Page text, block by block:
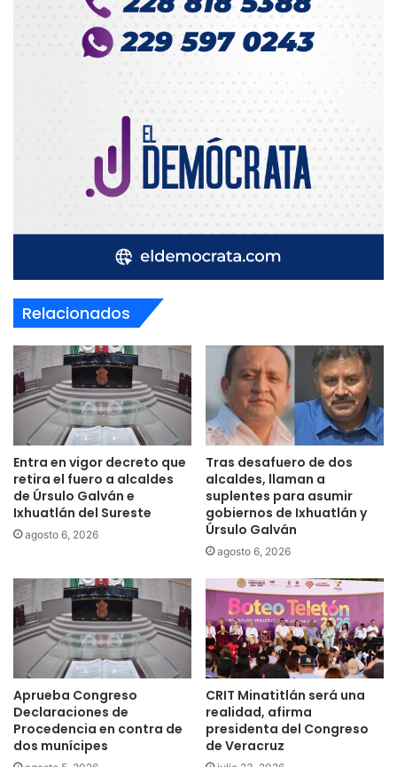
Relacionados
Entra en vigor decreto que
retira el fuero a alcaldes
de Úrsulo Galván e
Ixhuatlán del Sureste
agosto 6, 2026
Tras desafuero de dos
alcaldes, llaman a
suplentes para asumir
gobiernos de Ixhuatlán y
Úrsulo Galván
agosto 6, 2026
Aprueba Congreso
Declaraciones de
Procedencia en contra de
dos munícipes
CRIT Minatitlán será una
realidad, afirma
presidenta del Congreso
de Veracruz